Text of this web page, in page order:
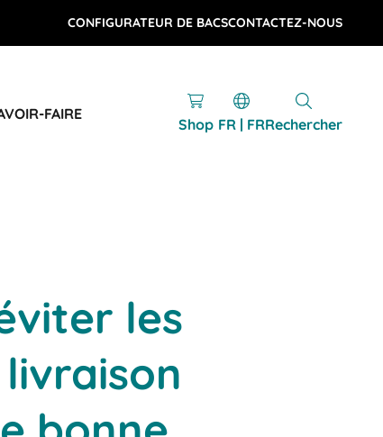
CONFIGURATEUR DE BACSCONTACTEZ-NOUS
FAIRE
Shop FR | FRRechercher
les